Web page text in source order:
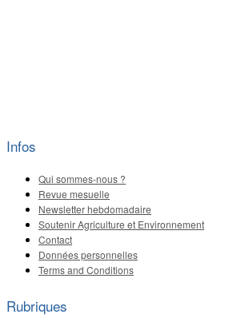
Infos
Qui sommes-nous ?
Revue mesuelle
Newsletter hebdomadaire
Soutenir Agriculture et Environnement
Contact
Données personnelles
Terms and Conditions
Rubriques